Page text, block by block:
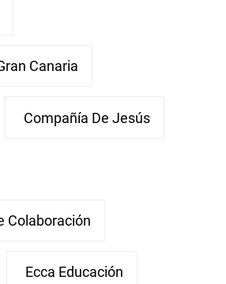
Canaria
Compañía De Jesús
Colaboración
Ecca Educación